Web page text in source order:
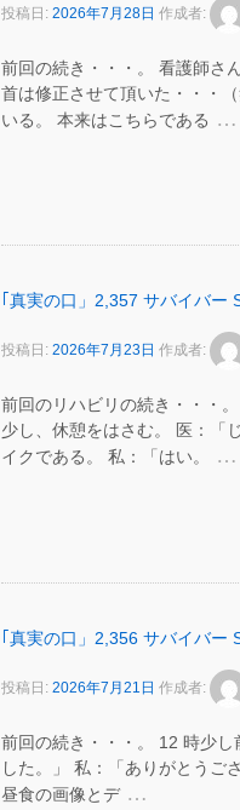
投稿日: 2026年7月28日 作成者:
前回の続き・・・。 看護師さ
首は修正させて頂いた・・・
いる。 本来はこちらである …
｢真実の口」2,357 サバイバ
投稿日: 2026年7月23日 作成者:
前回のリハビリの続き・・・
少し、休憩をはさむ。 医：「
イクである。 私：「はい。
…
｢真実の口」2,356 サバイバ
投稿日: 2026年7月21日 作成者:
前回の続き・・・。 12 時少し
した。」 私：「ありがとうご
昼食の画像とデ …